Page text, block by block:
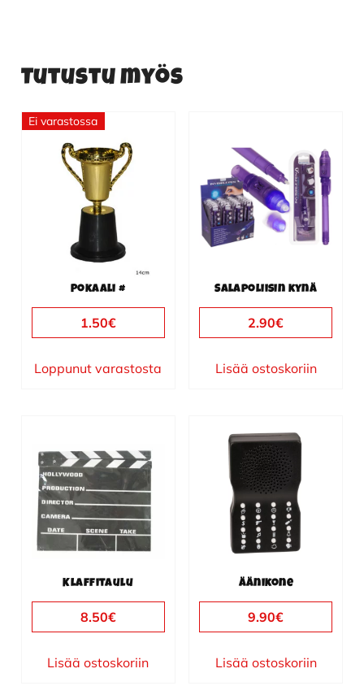
Tutustu myös
Ei varastossa
Pokaali #
1.50€
Loppunut varastosta
Salapoliisin kynä
2.90€
Lisää ostoskoriin
Klaffitaulu
8.50€
Lisää ostoskoriin
Äänikone
9.90€
Lisää ostoskoriin